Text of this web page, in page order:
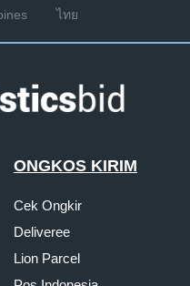
ไทย
ONGKOS KIRIM
Cek Ongkir
Deliveree
Lion Parcel